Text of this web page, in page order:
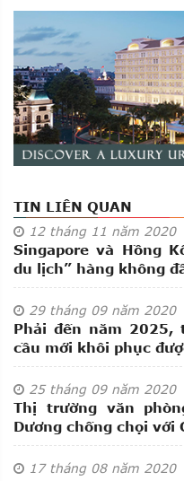
TIN LIÊN QUAN
12 tháng 11 năm 2020
Singapore và Hồng
du lịch” hàng không
29 tháng 09 năm 2020
Phải đến năm 2025,
cầu mới khôi phục
25 tháng 09 năm 2020
Thị trường văn
Dương chống chọi
17 tháng 08 năm 2020